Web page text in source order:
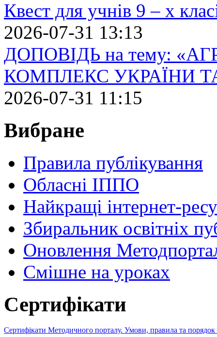
Квест для учнів 9 – х
2026-07-31 13:13
ДОПОВІДЬ на тему:
КОМПЛЕКС УКРАЇНИ
2026-07-31 11:15
Вибране
Правила публікування
Обласні ІППО
Найкращі інтернет-
Збиральник освітніх
Оновлення
Cмішне на уроках
Сертифікати
Сертифікати Методичного порталу. Умови, правила та порядок